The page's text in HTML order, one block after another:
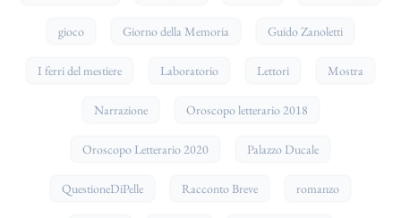
gioco Giorno della Memoria Guido Zanoletti
I ferri del mestiere Laboratorio Lettori Mostra
Narrazione Oroscopo letterario 2018
Oroscopo Letterario 2020 Palazzo Ducale
QuestioneDiPelle Racconto Breve romanzo